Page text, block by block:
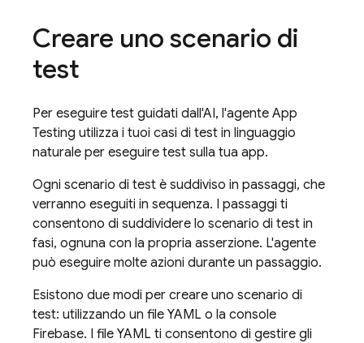
Creare uno scenario di
test
Per eseguire test guidati dall'AI, l'agente App
Testing utilizza i tuoi casi di test in linguaggio
naturale per eseguire test sulla tua app.
Ogni scenario di test è suddiviso in passaggi, che
verranno eseguiti in sequenza. I passaggi ti
consentono di suddividere lo scenario di test in
fasi, ognuna con la propria asserzione. L'agente
può eseguire molte azioni durante un passaggio.
Esistono due modi per creare uno scenario di
test: utilizzando un file YAML o la console
Firebase. I file YAML ti consentono di gestire gli